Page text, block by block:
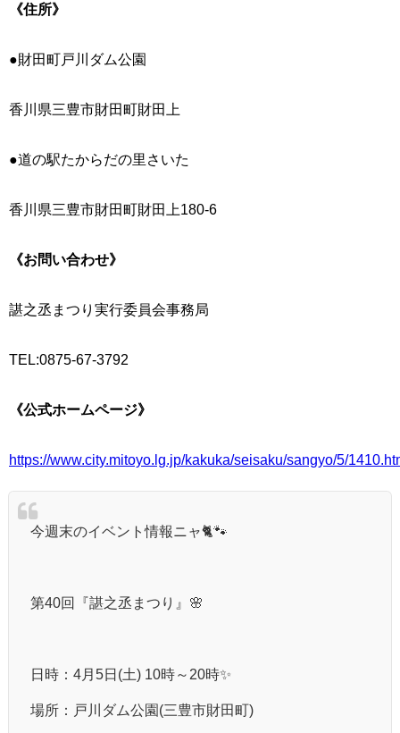
《住所》
●財田町戸川ダム公園
香川県三豊市財田町財田上
●道の駅たからだの里さいた
香川県三豊市財田町財田上180-6
《お問い合わせ》
諶之丞まつり実行委員会事務局
TEL:0875-67-3792
《公式ホームページ》
https://www.city.mitoyo.lg.jp/kakuka/seisaku/sangyo/5/
今週末のイベント情報ニャ🐈🐾
第40回『諶之丞まつり』🌸
日時：4月5日(土) 10時～20時✨️
場所：戸川ダム公園(三豊市財田町)